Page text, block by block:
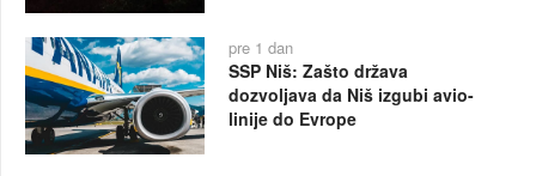
pre 1 dan
SSP Niš: Zašto država
dozvoljava da Niš izgubi avio-
linije do Evrope